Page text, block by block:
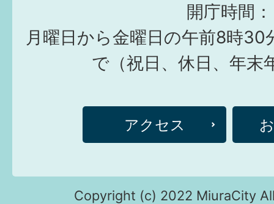
開庁時間：
月曜日から金曜日の午前8時30
で（祝日、休日、年末
アクセス
Copyright (c) 2022 MiuraCity